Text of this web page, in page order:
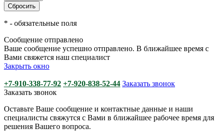
* - обязательные поля
Сообщение отправлено
Ваше сообщение успешно отправлено. В ближайшее время с
Вами свяжется наш специалист
Закрыть окно
+7-910-338-77-92 +7-920-838-52-44 Заказать звонок
Заказать звонок
Оставьте Ваше сообщение и контактные данные и наши
специалисты свяжутся с Вами в ближайшее рабочее время для
решения Вашего вопроса.